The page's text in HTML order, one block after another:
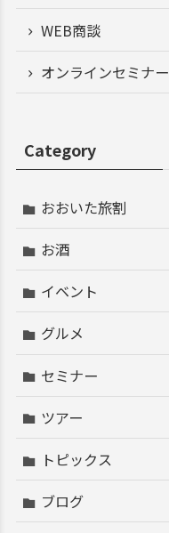
WEB商談
オンラインセミナー
Category
おおいた旅割
お酒
イベント
グルメ
セミナー
ツアー
トピックス
ブログ